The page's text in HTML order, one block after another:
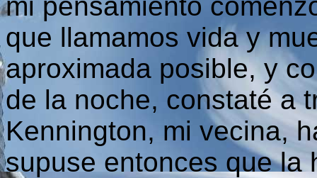
que llamamos vida y
aproximada posible, y
de la noche, constaté a
Kennington, mi vecina,
supuse entonces que la